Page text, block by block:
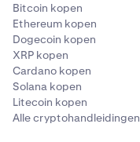
Bitcoin kopen
Ethereum kopen
Dogecoin kopen
XRP kopen
Cardano kopen
Solana kopen
Litecoin kopen
Alle cryptohandleidingen